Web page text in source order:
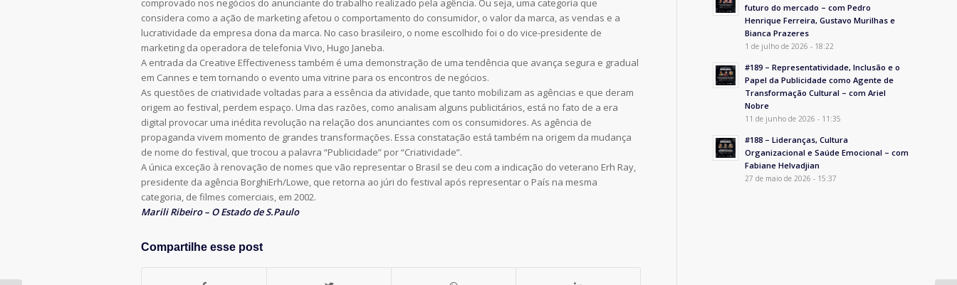
comprovado nos negócios do anunciante do trabalho realizado pela agência. Ou seja, uma categoria que
considera como a ação de marketing afetou o comportamento do consumidor, o valor da marca, as vendas e a
lucratividade da empresa dona da marca. No caso brasileiro, o nome escolhido foi o do vice-presidente de
marketing da operadora de telefonia Vivo, Hugo Janeba.
A entrada da Creative Effectiveness também é uma demonstração de uma tendência que avança segura e gradual
em Cannes e tem tornando o evento uma vitrine para os encontros de negócios.
As questões de criatividade voltadas para a essência da atividade, que tanto mobilizam as agências e que deram
origem ao festival, perdem espaço. Uma das razões, como analisam alguns publicitários, está no fato de a era
digital provocar uma inédita revolução na relação dos anunciantes com os consumidores. As agência de
propaganda vivem momento de grandes transformações. Essa constatação está também na origem da mudança
de nome do festival, que trocou a palavra “Publicidade” por “Criatividade”.
A única exceção à renovação de nomes que vão representar o Brasil se deu com a indicação do veterano Erh Ray,
presidente da agência BorghiErh/Lowe, que retorna ao júri do festival após representar o País na mesma
categoria, de filmes comerciais, em 2002.
Marili Ribeiro – O Estado de S.Paulo
Compartilhe esse post
futuro do mercado – com Pedro
Henrique Ferreira, Gustavo Murilhas e
Bianca Prazeres
1 de julho de 2026 - 18:22
#189 – Representatividade, Inclusão e o
Papel da Publicidade como Agente de
Transformação Cultural – com Ariel
Nobre
11 de junho de 2026 - 11:35
#188 – Lideranças, Cultura
Organizacional e Saúde Emocional – com
Fabiane Helvadjian
27 de maio de 2026 - 15:37